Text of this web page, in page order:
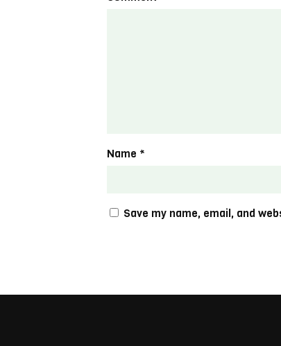
Name *
Save my name, email, and